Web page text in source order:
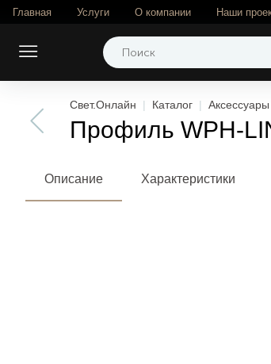
Главная Услуги О компании Наши
Свет.Онлайн Каталог
Профиль WPH-
Описание Характеристики